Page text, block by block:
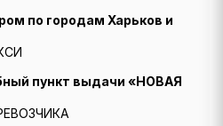
по городам Харьков и
пункт выдачи «НОВАЯ